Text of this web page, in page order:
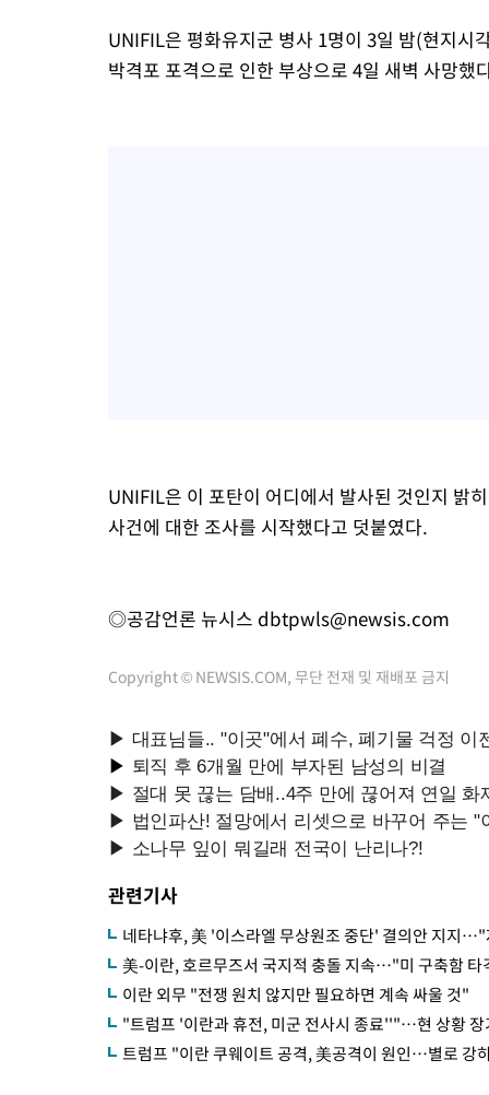
UNIFIL은 평화유지군 병사 1명이 3일 밤(현지시
박격포 포격으로 인한 부상으로 4일 새벽 사망했
UNIFIL은 이 포탄이 어디에서 발사된 것인지 밝
사건에 대한 조사를 시작했다고 덧붙였다.
◎공감언론 뉴시스 dbtpwls@newsis.com
Copyright © NEWSIS.COM, 무단 전재 및 재배포 금지
관련기사
네타냐후, 美 '이스라엘 무상원조 중단' 결의안 지지
美-이란, 호르무즈서 국지적 충돌 지속…"미 구축함 타
이란 외무 "전쟁 원치 않지만 필요하면 계속 싸울 것"
"트럼프 '이란과 휴전, 미군 전사시 종료''"…현 상황
트럼프 "이란 쿠웨이트 공격, 美공격이 원인…별로 강